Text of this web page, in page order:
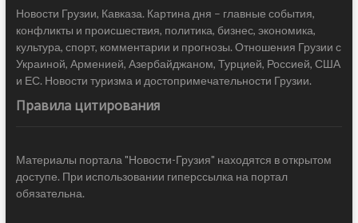
Новости Грузии, Кавказа. Картина дня – главные события,
конфликты и происшествия, политика, бизнес, экономика,
культура, спорт, комментарии и прогнозы. Отношения Грузии с
Украиной, Арменией, Азербайджаном, Турцией, Россией, США
и ЕС. Новости туризма и достопримечательности Грузии.
Правила цитирования
Материалы портала "Новости-Грузия" находятся в открытом
доступе. При использовании гиперссылка на портал
обязательна.